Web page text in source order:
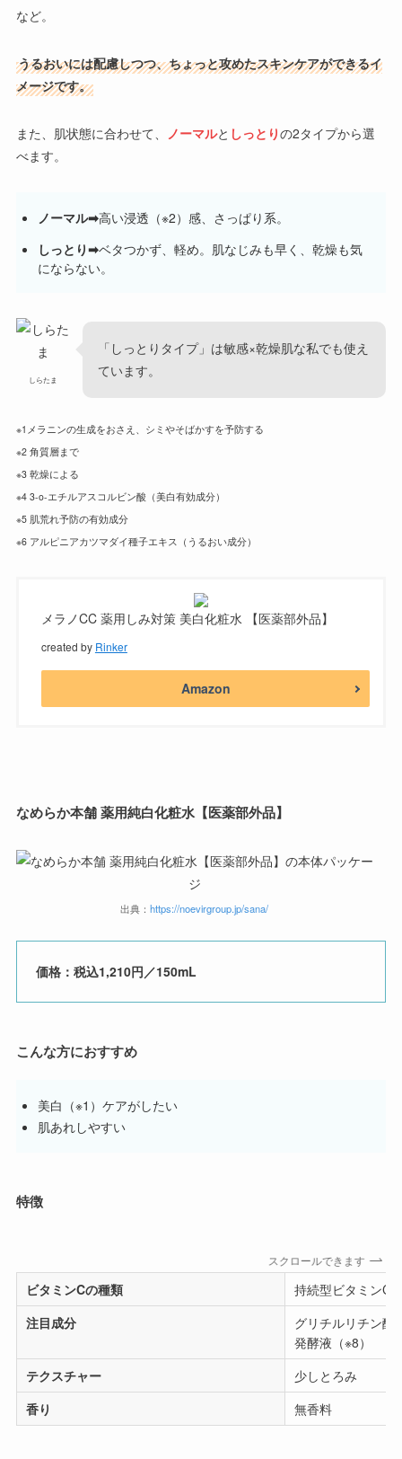
など。
うるおいには配慮しつつ、ちょっと攻めたスキンケアができるイ
メージです。
また、肌状態に合わせて、 ノーマルと しっとりの2タイプから選
べます。
ノーマル➡高い浸透（※2）感、さっぱり系。
しっとり➡ベタつかず、軽め。肌なじみも早く、乾燥も気
にならない。
しらたま
「しっとりタイプ」は敏感×乾燥肌な私でも使え
ています。
※1メラニンの生成をおさえ、シミやそばかすを予防する
※2 角質層まで
※3 乾燥による
※4 3-o-エチルアスコルビン酸（美白有効成分）
※5 肌荒れ予防の有効成分
※6 アルピニアカツマダイ種子エキス（うるおい成分）
メラノCC 薬用しみ対策 美白化粧水 【医薬部外品】
created by Rinker
Amazon
なめらか本舗薬用純白化粧水【医薬部外品】
出典：https://noevirgroup.jp/sana/
価格：税込1,210円／150mL
こんな方におすすめ
美白（※1）ケアがしたい
肌あれしやすい
特徴
スクロールできます
ビタミンCの種類
持続型ビタミンC
注目成分
グリチルリチン酸
発酵液（※8）
テクスチャー
少しとろみ
香り
無香料